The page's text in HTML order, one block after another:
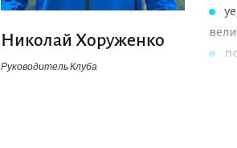
Николай Хоруженко
Руководитель Клуба